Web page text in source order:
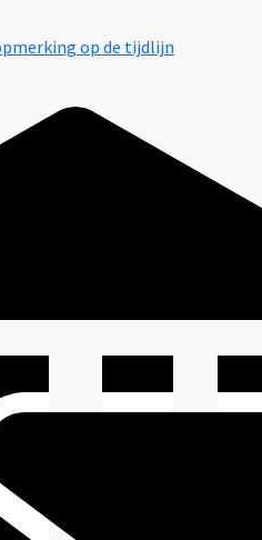
op de tijdlijn